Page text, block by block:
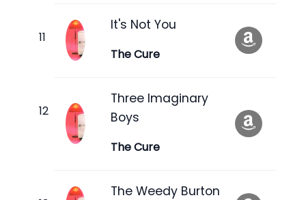
It's Not You
The Cure
Three Imaginary
Boys
The Cure
The Weedy Burton